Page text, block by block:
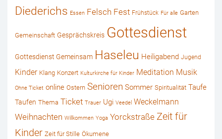
Diederichs Essen Felsch Fest Frühstück Für alle Garten
Gemeinschaft Gesprächskreis Gottesdienst
Gottesdienst Gemeinsam Haseleu Heiligabend Jugend
Kinder Klang Konzert Kulturkirche für Kinder Meditation Musik
Ohne Ticket online Ostern Senioren Sommer Spiritualität Taufe
Taufen Thema Ticket Trauer Ugi Veedel Weckelmann
Weihnachten Willkommen Yoga Yorckstraße Zeit für
Kinder Zeit für Stille Ökumene